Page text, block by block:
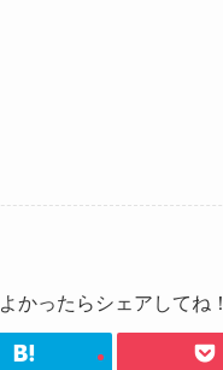
よかったらシェアしてね！